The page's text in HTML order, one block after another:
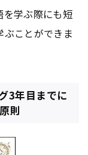
を学ぶ際にも短
ことができま
3年目までに
則